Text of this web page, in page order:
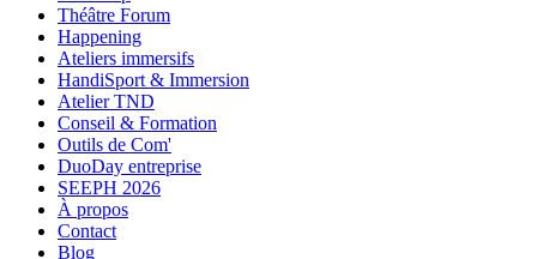
Théâtre Forum
Happening
Ateliers immersifs
HandiSport & Immersion
Atelier TND
Conseil & Formation
Outils de Com'
DuoDay entreprise
SEEPH 2026
À propos
Contact
Blog